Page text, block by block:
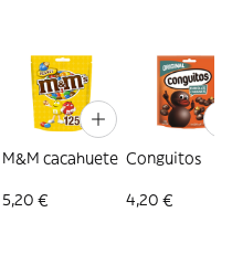
M&M cacahuete
5,20 €
Conguitos
4,20 €